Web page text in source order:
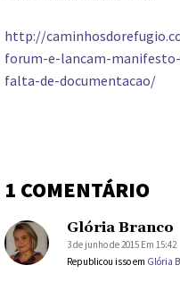
http://
forum-e-lancam-
falta-de-documentacao/
1 COMENTÁRIO
Glória Branco
3 de junho de 2015 Em 15:42
Republicou isso em Glória